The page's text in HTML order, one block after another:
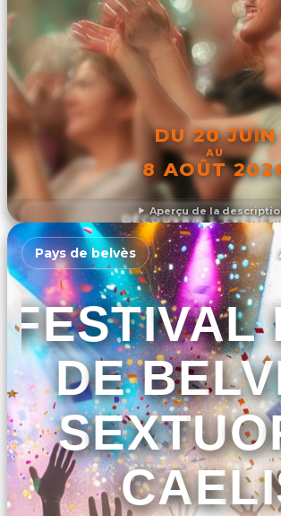
Aperçu de la
DU 20 JUIN
AU
8 AOÛT
DÉCOUVRIR
Pays de belvès
FESTIVAL
DE